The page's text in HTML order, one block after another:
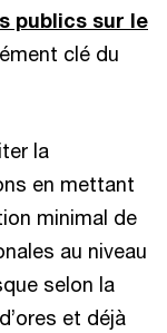
publics sur le
clé du
la
en mettant
minimal de
au niveau
selon la
et déjà